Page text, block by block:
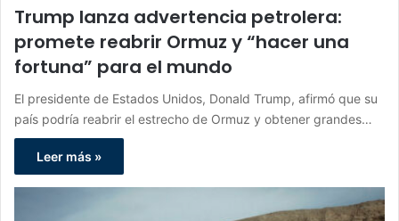
Trump lanza advertencia petrolera:
promete reabrir Ormuz y “hacer una
fortuna” para el mundo
El presidente de Estados Unidos, Donald Trump, afirmó que su
país podría reabrir el estrecho de Ormuz y obtener grandes…
Leer más »